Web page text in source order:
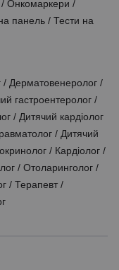
/ Онкомаркери /
панель / Тести на
/ Дерматовенеролог /
гастроентеролог /
/ Дитячий кардіолог
/ Дитячий
/ Кардіолог /
/ Отоларинголог /
/ Терапевт /